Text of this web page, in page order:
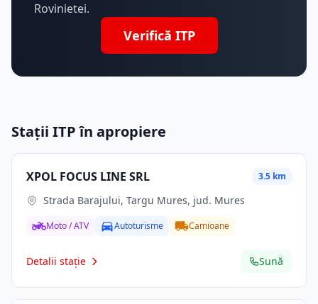
Rovinietei.
Verifică ITP
Stații ITP în apropiere
XPOL FOCUS LINE SRL 3.5 km
Strada Barajului, Targu Mures, jud. Mures
Moto / ATV Autoturisme Camioane
Detalii stație Sună